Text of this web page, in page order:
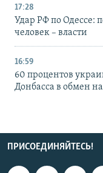
17:28
Удар РФ по Одессе:
человек – власти
16:59
60 процентов
Донбасса в обмен
ПРИСОЕДИНЯЙТЕСЬ!